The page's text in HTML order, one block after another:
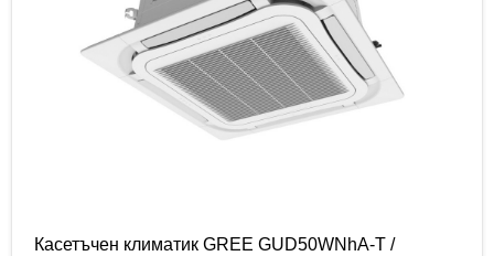
Касетъчен климатик GREE GUD50WNhA-T /